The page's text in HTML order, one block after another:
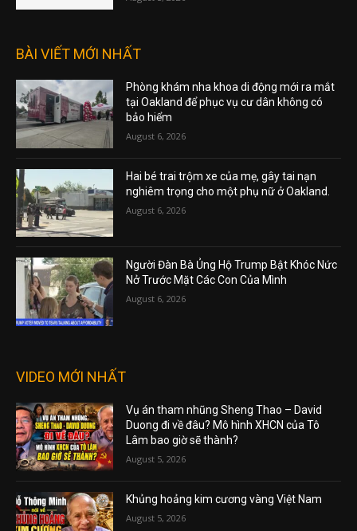
BÀI VIẾT MỚI NHẤT
Phòng khám nha khoa di động mới ra mắt
tại Oakland để phục vụ cư dân không có
bảo hiểm
August 6, 2026
Hai bé trai trộm xe của mẹ, gây tai nạn
nghiêm trọng cho một phụ nữ ở Oakland.
August 6, 2026
Người Đàn Bà Ủng Hộ Trump Bật Khóc Nức
Nở Trước Mặt Các Con Của Mình
August 6, 2026
VIDEO MỚI NHẤT
Vụ án tham nhũng Sheng Thao – David
Duong đi về đâu? Mô hình XHCN của Tô
Lâm bao giờ sẽ thành?
August 5, 2026
Khủng hoảng kim cương vàng Việt Nam
August 5, 2026